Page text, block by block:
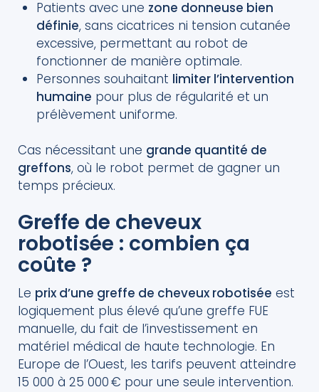
Patients avec une zone donneuse bien
définie, sans cicatrices ni tension cutanée
excessive, permettant au robot de
fonctionner de manière optimale.
Personnes souhaitant limiter l’intervention
humaine pour plus de régularité et un
prélèvement uniforme.
Cas nécessitant une grande quantité de
greffons, où le robot permet de gagner un
temps précieux.
Greffe de cheveux
robotisée : combien ça
coûte ?
Le prix d’une greffe de cheveux robotisée est
logiquement plus élevé qu’une greffe FUE
manuelle, du fait de l’investissement en
matériel médical de haute technologie. En
Europe de l’Ouest, les tarifs peuvent atteindre
15 000 à 25 000 € pour une seule intervention.